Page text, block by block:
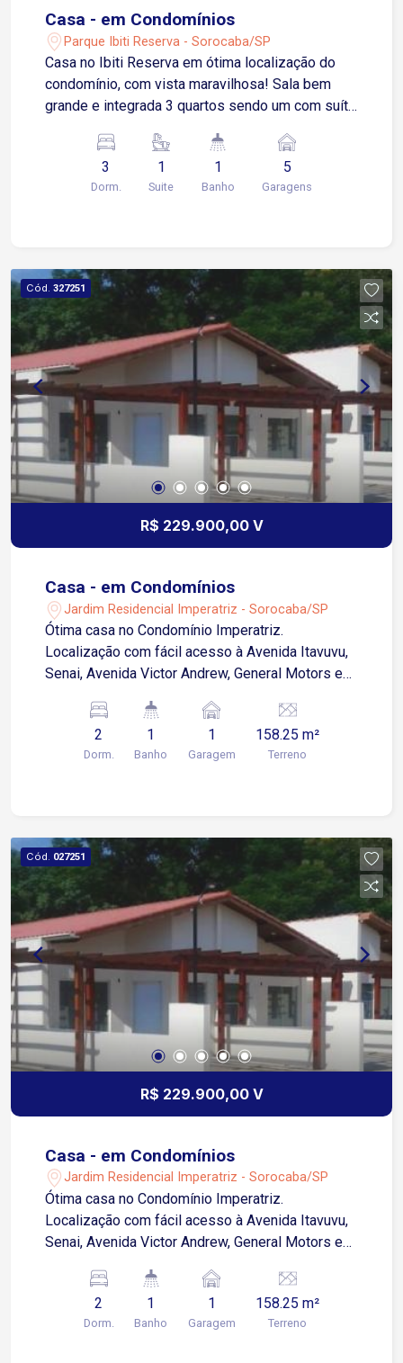
Casa - em Condomínios
Parque Ibiti Reserva - Sorocaba/SP
Casa no Ibiti Reserva em ótima localização do
condomínio, com vista maravilhosa! Sala bem
grande e integrada 3 quartos sendo um com suíte
serve os outros 2 quartos 2 varandas com vista
maravilhosa Lavanderia Área gourmet Quintal
Cisterna Preparação para receber energia solar
direito alto
3
Dorm.
1
Suite
1
Banho
5
Garagens
Cód. 327251
R$ 229.900,00 V
Casa - em Condomínios
Jardim Residencial Imperatriz - Sorocaba/SP
Ótima casa no Condomínio Imperatriz.
Localização com fácil acesso à Avenida Itavuvu,
Senai, Avenida Victor Andrew, General Motors e
ambientes Cozinha Banheiro social Área de
serviço 1 vaga de garagem descoberta
Acabamento em piso cerâmico frio Agende sua
2
Dorm.
1
Banho
1
Garagem
158.25 m²
Terreno
Cód. 027251
R$ 229.900,00 V
Casa - em Condomínios
Jardim Residencial Imperatriz - Sorocaba/SP
Ótima casa no Condomínio Imperatriz.
Localização com fácil acesso à Avenida Itavuvu,
Senai, Avenida Victor Andrew, General Motors e
ambientes Cozinha Banheiro social Área de
serviço 1 vaga de garagem descoberta
Acabamento em piso cerâmico frio Agende sua
2
Dorm.
1
Banho
1
Garagem
158.25 m²
Terreno